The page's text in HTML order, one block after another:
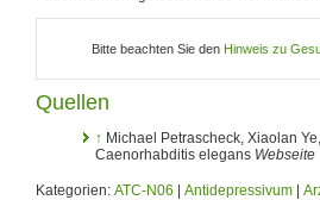
Bitte beachten Sie den Hinweis zu
Quellen
↑ Michael Petrascheck, Xiaolan
Caenorhabditis elegans Webseite
Kategorien: ATC-N06 Antidepressivum